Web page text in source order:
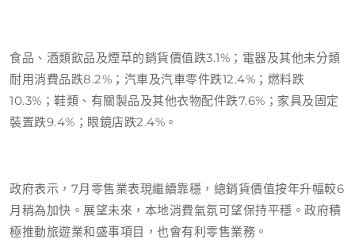
食品、酒類飲品及煙草的銷貨價值跌3.1%；電器及其他未分類
耐用消費品跌8.2%；汽車及汽車零件跌12.4%；燃料跌
10.3%；鞋類、有關製品及其他衣物配件跌7.6%；家具及固定
裝置跌9.4%；眼鏡店跌2.4%。
政府表示，7月零售業表現繼續靠穩，總銷貨價值按年升幅較6
月稍為加快。展望未來，本地消費氣氛可望保持平穩。政府積
極推動旅遊業和盛事項目，也會有利零售業務。